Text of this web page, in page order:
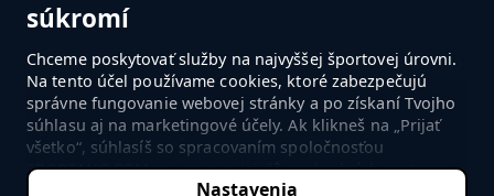
súkromí
Chceme poskytovať služby na najvyššej športovej úrovni.
Na tento účel používame cookies, ktoré zabezpečujú
správne fungovanie webovej stránky a po získaní Tvojho
súhlasu aj na marketingové účely. Ak klikneš na „Prijať
všetko“, súhlasíš so spracovaním spoločnosťou
SPORTANO.COM sp. z o.o. a jej dôveryhodných partnerov
tvojích osobných údajov v súlade s nastaveniami tvojho
Nastavenia
PREJSŤ DO OBCHODU